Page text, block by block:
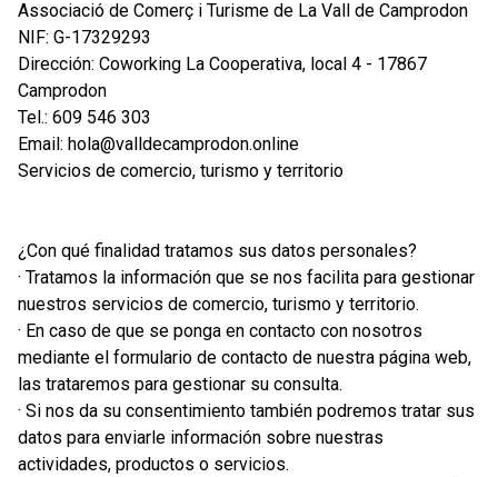
Associació de Comerç i Turisme de La Vall de Camprodon
NIF: G-17329293
Dirección: Coworking La Cooperativa, local 4 - 17867
Camprodon
Tel.: 609 546 303
Email: hola@valldecamprodon.online
Servicios de comercio, turismo y territorio
¿Con qué finalidad tratamos sus datos personales?
· Tratamos la información que se nos facilita para gestionar
nuestros servicios de comercio, turismo y territorio.
· En caso de que se ponga en contacto con nosotros
mediante el formulario de contacto de nuestra página web,
las trataremos para gestionar su consulta.
· Si nos da su consentimiento también podremos tratar sus
datos para enviarle información sobre nuestras
actividades, productos o servicios.